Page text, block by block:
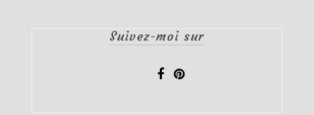
Suivez-moi sur